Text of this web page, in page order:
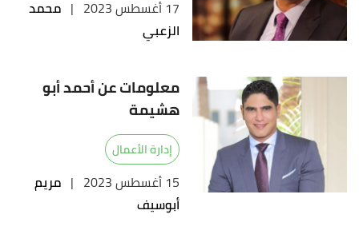
17 أغسطس 2023 | محمد
الزعبي
معلومات عن أحمد أبو
هشيمة
إدارة الأعمال
15 أغسطس 2023 | مريم
أبوسيف